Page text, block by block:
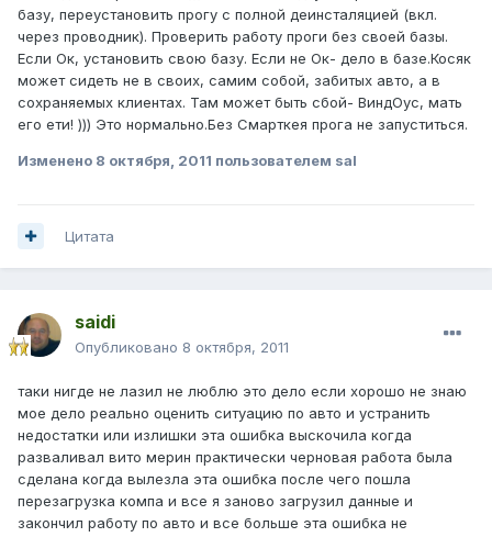
базу, переустановить прогу с полной деинсталяцией (вкл.
через проводник). Проверить работу проги без своей базы.
Если Ок, установить свою базу. Если не Ок- дело в базе.Косяк
может сидеть не в своих, самим собой, забитых авто, а в
сохраняемых клиентах. Там может быть сбой- ВиндОус, мать
его ети! ))) Это нормально.Без Смарткея прога не запуститься.
Изменено 8 октября, 2011 пользователем sal
Цитата
saidi
Опубликовано 8 октября, 2011
таки нигде не лазил не люблю это дело если хорошо не знаю
мое дело реально оценить ситуацию по авто и устранить
недостатки или излишки эта ошибка выскочила когда
разваливал вито мерин практически черновая работа была
сделана когда вылезла эта ошибка после чего пошла
перезагрузка компа и все я заново загрузил данные и
закончил работу по авто и все больше эта ошибка не